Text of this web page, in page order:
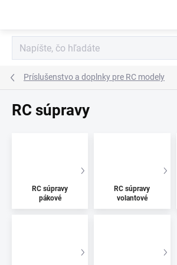
Príslušenstvo a doplnky pre RC modely
RC súpravy
RC súpravy
pákové
RC súpravy
volantové